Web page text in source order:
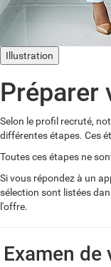
Illustration
Préparer
Selon le profil recruté,
différentes étapes. Ces
Toutes ces étapes ne
Si vous répondez à un
sélection sont listées
l'offre.
Examen de